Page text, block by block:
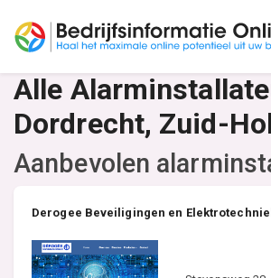
Alle
Dordrecht, Zuid-
Aanbevolen
Derogee Beveiligingen en